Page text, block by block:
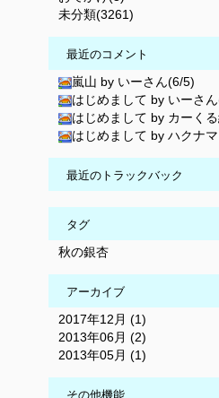
未分類(3261)
最近のコメント
嵐山 by いーさん(6/5)
はじめまして by いーさ
はじめまして by カーく
はじめまして by ハクナ
最近のトラックバック
タグ
秋の銀杏
アーカイブ
2017年12月 (1)
2013年06月 (2)
2013年05月 (1)
その他機能